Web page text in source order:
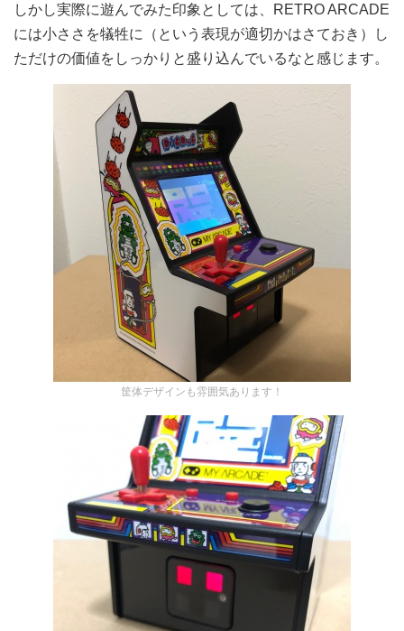
しかし実際に遊んでみた印象としては、RETRO ARCADE
には小ささを犠牲に（という表現が適切かはさておき）し
ただけの価値をしっかりと盛り込んでいるなと感じます。
筐体デザインも雰囲気あります！